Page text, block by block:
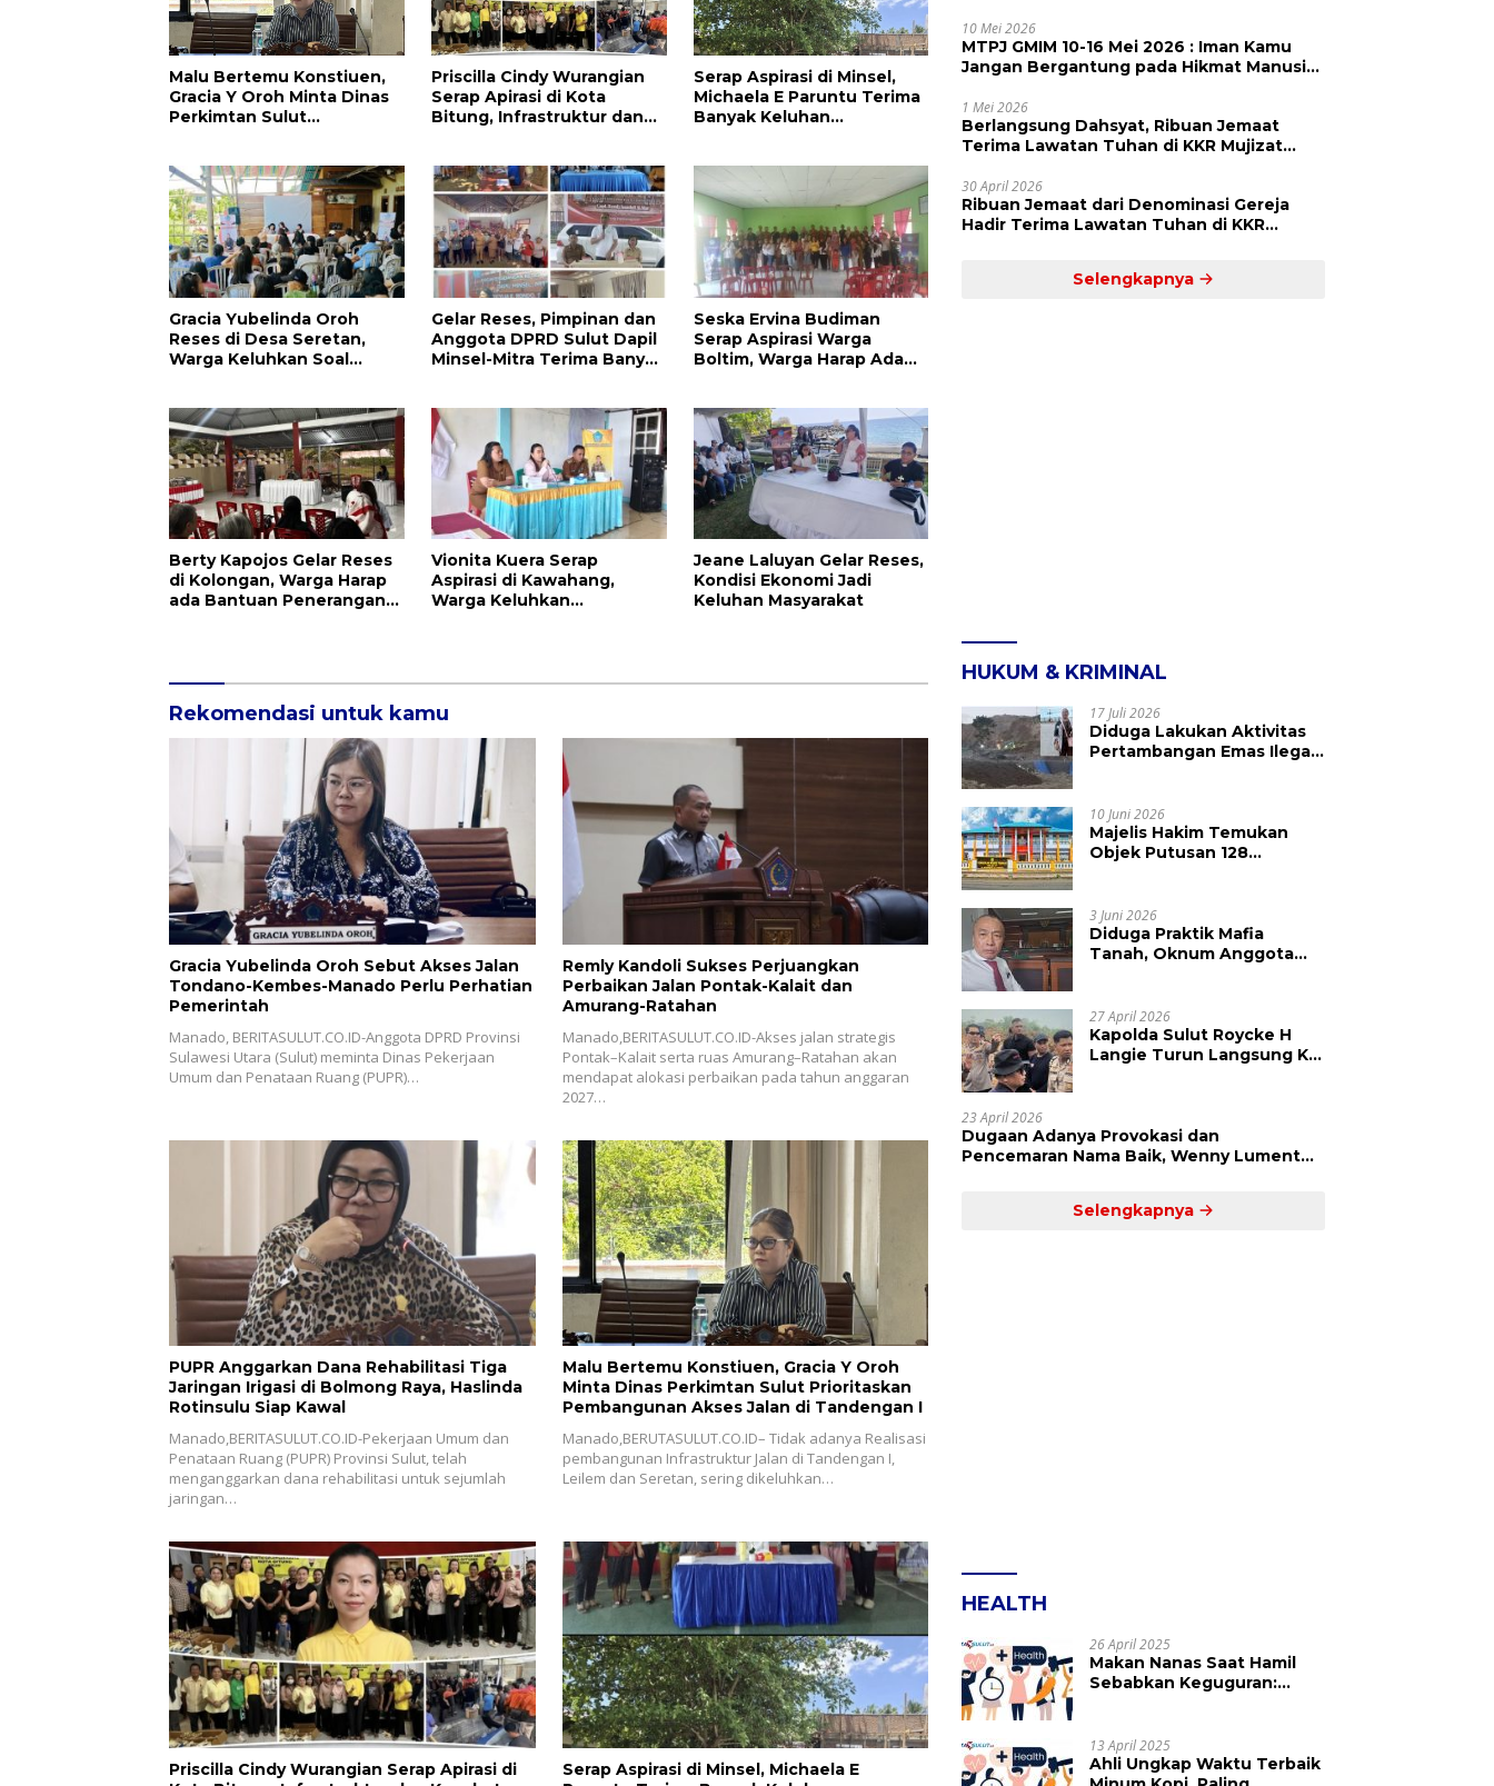
Malu Bertemu Konstiuen,
Gracia Y Oroh Minta Dinas
Perkimtan Sulut
Priscilla Cindy Wurangian
Serap Apirasi di Kota
Bitung, Infrastruktur dan
Warga
Serap Aspirasi di Minsel,
Michaela E Paruntu Terima
Banyak Keluhan
Gracia Yubelinda Oroh
Reses di Desa Seretan,
Warga Keluhkan Soal
Gelar Reses, Pimpinan dan
Anggota DPRD Sulut Dapil
Minsel-Mitra Terima Banyak
Seska Ervina Budiman
Serap Aspirasi Warga
Boltim, Warga Harap Ada
Berty Kapojos Gelar Reses
di Kolongan, Warga Harap
ada Bantuan Penerangan
Vionita Kuera Serap
Aspirasi di Kawahang,
Warga Keluhkan
Jeane Laluyan Gelar Reses,
Kondisi Ekonomi Jadi
Keluhan Masyarakat
Rekomendasi untuk kamu
Gracia Yubelinda Oroh Sebut Akses Jalan
Tondano-Kembes-Manado Perlu Perhatian
Pemerintah
Manado, BERITASULUT.CO.ID-Anggota DPRD Provinsi
Sulawesi Utara (Sulut) meminta Dinas Pekerjaan
Umum dan Penataan Ruang (PUPR)…
Remly Kandoli Sukses Perjuangkan
Perbaikan Jalan Pontak-Kalait dan
Amurang-Ratahan
Manado,BERITASULUT.CO.ID-Akses jalan strategis
Pontak–Kalait serta ruas Amurang–Ratahan akan
mendapat alokasi perbaikan pada tahun anggaran
2027…
PUPR Anggarkan Dana Rehabilitasi Tiga
Jaringan Irigasi di Bolmong Raya, Haslinda
Rotinsulu Siap Kawal
Manado,BERITASULUT.CO.ID-Pekerjaan Umum dan
Penataan Ruang (PUPR) Provinsi Sulut, telah
menganggarkan dana rehabilitasi untuk sejumlah
jaringan…
Malu Bertemu Konstiuen, Gracia Y Oroh
Minta Dinas Perkimtan Sulut Prioritaskan
Pembangunan Akses Jalan di Tandengan I
Manado,BERUTASULUT.CO.ID– Tidak adanya Realisasi
pembangunan Infrastruktur Jalan di Tandengan I,
Leilem dan Seretan, sering dikeluhkan…
Priscilla Cindy Wurangian Serap Apirasi di
Serap Aspirasi di Minsel, Michaela E
dan Pengingat
10 Mei 2026
MTPJ GMIM 10-16 Mei 2026 : Iman Kamu
Jangan Bergantung pada Hikmat Manusia,
1 Mei 2026
Berlangsung Dahsyat, Ribuan Jemaat
Terima Lawatan Tuhan di KKR Mujizat
30 April 2026
Ribuan Jemaat dari Denominasi Gereja
Hadir Terima Lawatan Tuhan di KKR
Selengkapnya
HUKUM & KRIMINAL
17 Juli 2026
Diduga Lakukan Aktivitas
Pertambangan Emas Ilegal
Tangkap Vinni Sondakh
10 Juni 2026
Majelis Hakim Temukan
Objek Putusan 128
Atas Putusan PN Tondano
3 Juni 2026
Diduga Praktik Mafia
Tanah, Oknum Anggota
27 April 2026
Kapolda Sulut Roycke H
Langie Turun Langsung Ke
23 April 2026
Dugaan Adanya Provokasi dan
Pencemaran Nama Baik, Wenny Lumentut
Selengkapnya
HEALTH
26 April 2025
Makan Nanas Saat Hamil
Sebabkan Keguguran:
13 April 2025
Ahli Ungkap Waktu Terbaik